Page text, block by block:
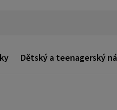
Dětský a teenagerský